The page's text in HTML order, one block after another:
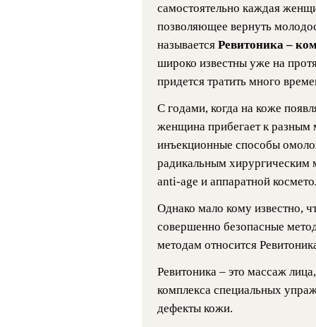
самостоятельно каждая
позволяющее вернуть
называется Ревитоника –
широко известны уже на
придется тратить много
С годами, когда на коже
женщина прибегает к разным
инъекционные способы
радикальным хирургическим
аnti-аge и аппаратной
Однако мало кому известно,
совершенно безопасные
методам относится
Ревитоника – это массаж
комплекса специальных
дефекты кожи.